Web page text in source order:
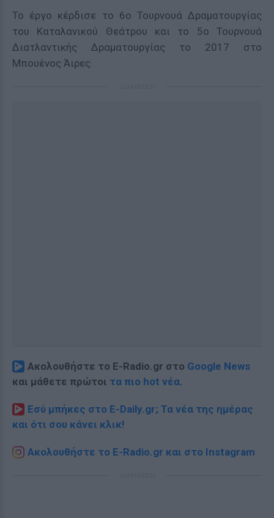
Το έργο κέρδισε το 6ο Τουρνουά Δραματουργίας
του Καταλανικού Θεάτρου και το 5ο Τουρνουά
Διατλαντικής Δραματουργίας το 2017 στο
Μπουένος Άιρες.
Ακολουθήστε το E-Radio.gr στο Google News
και μάθετε πρώτοι τα πιο hot νέα.
Εσύ μπήκες στο E-Daily.gr; Τα νέα της ημέρας
και ότι σου κάνει κλικ!
Ακολουθήστε το E-Radio.gr και στο Instagram